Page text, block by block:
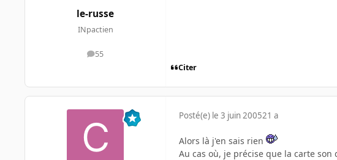
le-russe
INpactien
55
messages
Citer
Posté(e) le 3 juin 200521 a
Alors là j'en sais rien
Au cas où, je précise que la carte